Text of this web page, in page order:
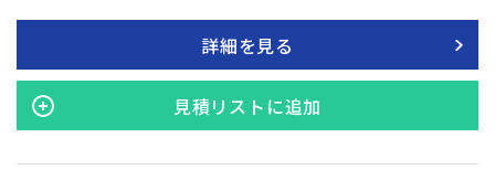
さ・段差の4種類の測定がわかります。 バーニヤ目盛面の傾斜
がゆるく(14°)、読み取りやすくなっています。
詳細を見る
見積リストに追加